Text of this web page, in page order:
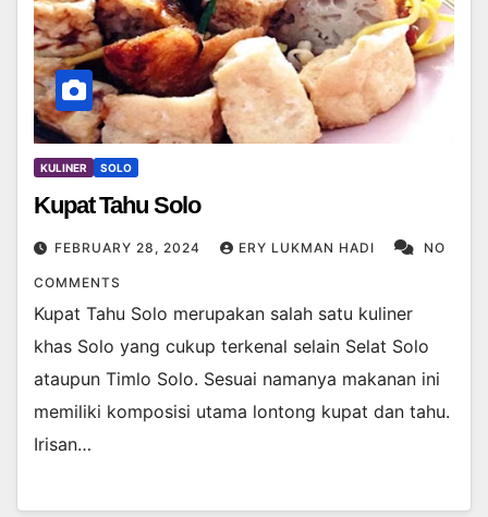
KULINER SOLO
Kupat Tahu Solo
FEBRUARY 28, 2024 ERY LUKMAN HADI NO
COMMENTS
Kupat Tahu Solo merupakan salah satu kuliner
khas Solo yang cukup terkenal selain Selat Solo
ataupun Timlo Solo. Sesuai namanya makanan ini
memiliki komposisi utama lontong kupat dan tahu.
Irisan…